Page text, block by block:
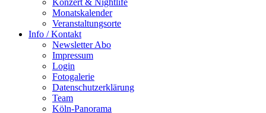
Konzert & Nightlife
Monatskalender
Veranstaltungsorte
Info / Kontakt
Newsletter Abo
Impressum
Login
Fotogalerie
Datenschutzerklärung
Team
Köln-Panorama